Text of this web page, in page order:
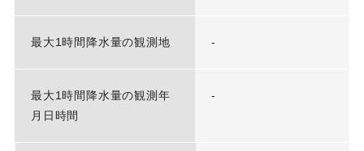
最大1時間降水量の観測地 -
最大1時間降水量の観測年
月日時間
-